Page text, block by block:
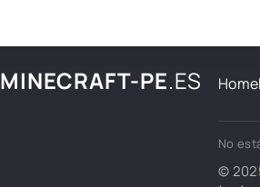
MINECRAFT-PE.ES Home
No
©